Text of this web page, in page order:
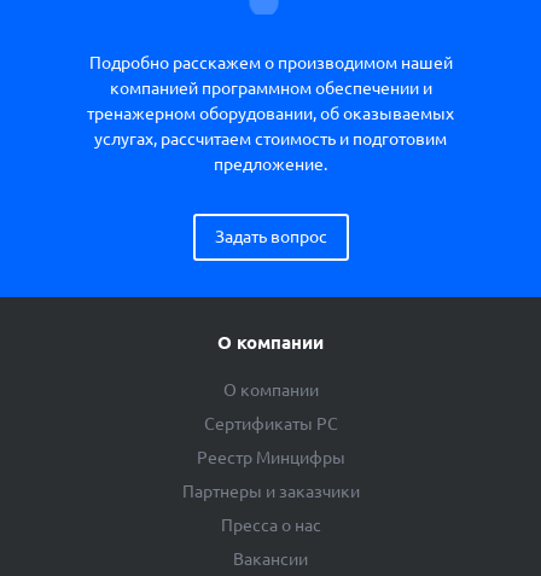
Подробно расскажем о производимом нашей
компанией программном обеспечении и
тренажерном оборудовании, об оказываемых
услугах, рассчитаем стоимость и подготовим
предложение.
Задать вопрос
О компании
О компании
Сертификаты РС
Реестр Минцифры
Партнеры и заказчики
Пресса о нас
Вакансии